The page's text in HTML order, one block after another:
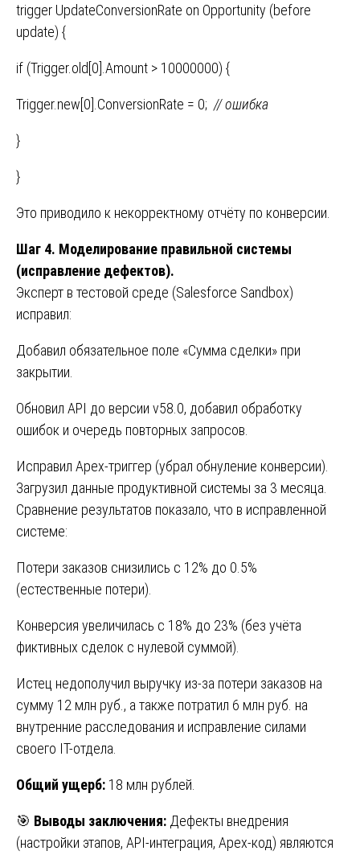
trigger UpdateConversionRate on Opportunity (before
update) {
if (Trigger.old[0].Amount > 10000000) {
Trigger.new[0].ConversionRate = 0; // ошибка
}
}
Это приводило к некорректному отчёту по конверсии.
Шаг 4. Моделирование правильной системы
(исправление дефектов).
Эксперт в тестовой среде (Salesforce Sandbox)
исправил:
Добавил обязательное поле «Сумма сделки» при
закрытии.
Обновил API до версии v58.0, добавил обработку
ошибок и очередь повторных запросов.
Исправил Apex-триггер (убрал обнуление конверсии).
Загрузил данные продуктивной системы за 3 месяца.
Сравнение результатов показало, что в исправленной
системе:
Потери заказов снизились с 12% до 0.5%
(естественные потери).
Конверсия увеличилась с 18% до 23% (без учёта
фиктивных сделок с нулевой суммой).
Истец недополучил выручку из-за потери заказов на
сумму 12 млн руб., а также потратил 6 млн руб. на
внутренние расследования и исправление силами
своего IT-отдела.
Общий ущерб: 18 млн рублей.
🎯 Выводы заключения: Дефекты внедрения
(настройки этапов, API-интеграция, Apex-код) являются